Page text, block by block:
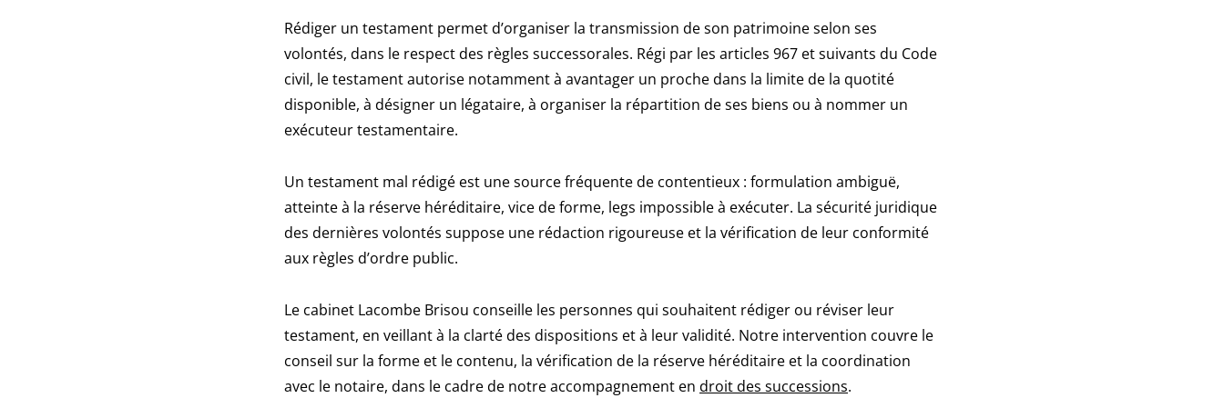
Rédiger un testament permet d’organiser la transmission de son patrimoine selon ses
volontés, dans le respect des règles successorales. Régi par les articles 967 et suivants du Code
civil, le testament autorise notamment à avantager un proche dans la limite de la quotité
disponible, à désigner un légataire, à organiser la répartition de ses biens ou à nommer un
exécuteur testamentaire.
Un testament mal rédigé est une source fréquente de contentieux : formulation ambiguë,
atteinte à la réserve héréditaire, vice de forme, legs impossible à exécuter. La sécurité juridique
des dernières volontés suppose une rédaction rigoureuse et la vérification de leur conformité
aux règles d’ordre public.
Le cabinet Lacombe Brisou conseille les personnes qui souhaitent rédiger ou réviser leur
testament, en veillant à la clarté des dispositions et à leur validité. Notre intervention couvre le
conseil sur la forme et le contenu, la vérification de la réserve héréditaire et la coordination
avec le notaire, dans le cadre de notre accompagnement en droit des successions.